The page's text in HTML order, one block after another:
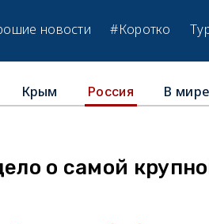
новости #Коротко
Крым Россия В мире
о самой